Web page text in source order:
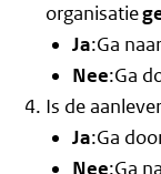
organisatie
Ja:Ga
Nee:Ga
Is de
Ja:Ga
Nee:Ga